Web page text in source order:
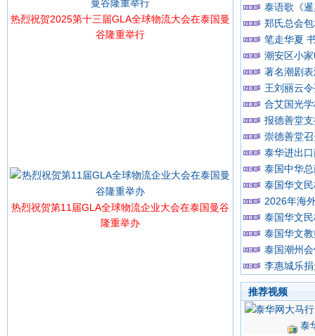
热烈祝贺2025第十三届GLA全球物流大会在泰国曼
谷隆重举行
热烈祝贺第11届GLA全球物流企业大会在泰国曼谷
隆重举办
泰语歌《
郑氏总会
笔走华夏
潮安区小
著名潮剧
王刘丽云
合艾国光
报德善堂
崇德善堂
泰华进出
泰国中华
泰国华文
2026年海
泰国华文
泰国华文
泰国潮州
李惠城乐
推荐视频
泰